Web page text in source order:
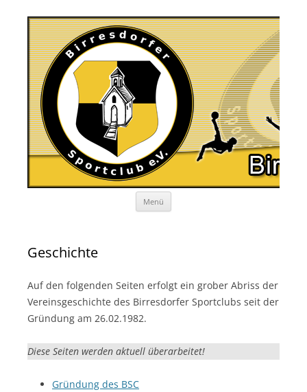
Menü
Geschichte
Auf den folgenden Seiten erfolgt ein grober Abriss der
Vereinsgeschichte des Birresdorfer Sportclubs seit der
Gründung am 26.02.1982.
Diese Seiten werden aktuell überarbeitet!
Gründung des BSC